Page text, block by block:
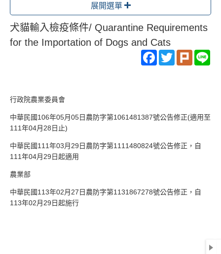
展開選單
犬貓輸入檢疫條件/ Quarantine Requirements
for the Importation of Dogs and Cats
Facebook
TwitterPlurk
行政院農業委員會
中華民國106年05月05日農防字第1061481387號公告修正(適用至
111年04月28日止)
中華民國111年03月29日農防字第1111480824號公告修正，自
111年04月29日起適用
農業部
中華民國113年02月27日農防字第1131867278號公告修正，自
113年02月29日起施行